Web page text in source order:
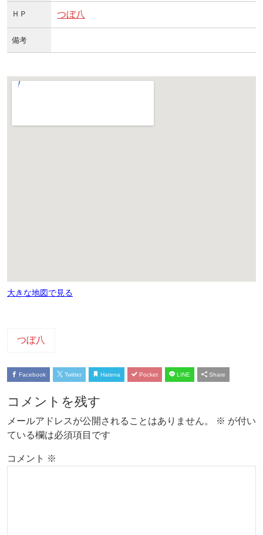
ＨＰ つぼ八
備考
大きな地図で見る
つぼ八
Facebook Twitter Hatena Pocket LINE Share
コメントを残す
メールアドレスが公開されることはありません。 ※ が付い
ている欄は必須項目です
コメント ※